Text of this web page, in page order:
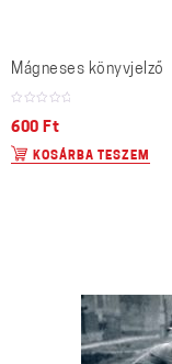
Mágneses könyvjelző
600 Ft
KOSÁRBA TESZEM